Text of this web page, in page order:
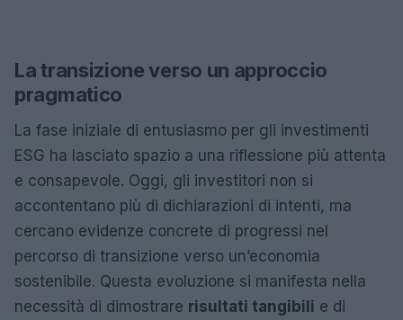
La transizione verso un approccio
pragmatico
La fase iniziale di entusiasmo per gli investimenti
ESG ha lasciato spazio a una riflessione più attenta
e consapevole. Oggi, gli investitori non si
accontentano più di dichiarazioni di intenti, ma
cercano evidenze concrete di progressi nel
percorso di transizione verso un’economia
sostenibile. Questa evoluzione si manifesta nella
necessità di dimostrare risultati tangibili e di